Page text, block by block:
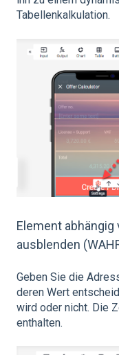
Tabellenkalkulation.
Element abhängig
ausblenden
Geben Sie die
deren Wert
wird oder nicht. Die
enthalten.